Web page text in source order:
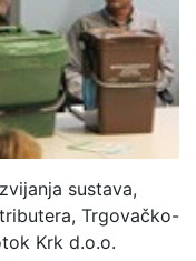
sustava,
Trgovačko-
Krk d.o.o.